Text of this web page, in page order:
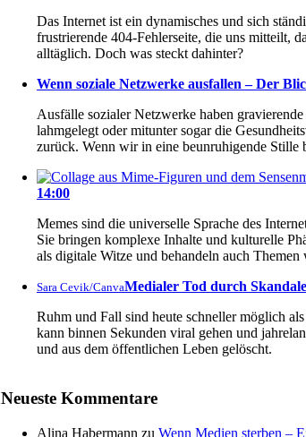
Das Internet ist ein dynamisches und sich
frustrierende 404-Fehlerseite, die uns mitteilt,
alltäglich. Doch was steckt dahinter?
Wenn soziale Netzwerke ausfallen – Der
Ausfälle sozialer Netzwerke haben
lahmgelegt oder mitunter sogar die
zurück. Wenn wir in eine beunruhigende Stille
14:00
Memes sind die universelle Sprache des
Sie bringen komplexe Inhalte und kulturelle
als digitale Witze und behandeln auch Themen
Sara Cevik/CanvaMedialer Tod durch
Ruhm und Fall sind heute schneller möglich
kann binnen Sekunden viral gehen und
und aus dem öffentlichen Leben gelöscht.
Neueste Kommentare
Alina Habermann zu Wenn Medien sterben –